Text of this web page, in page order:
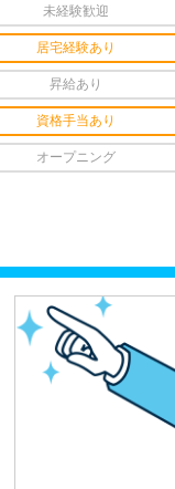
未経験歓迎
居宅経験あり
昇給あり
資格手当あり
オープニング